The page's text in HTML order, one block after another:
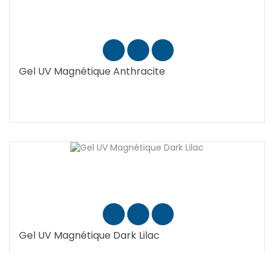
Gel UV Magnétique Anthracite
Gel UV Magnétique Dark Lilac